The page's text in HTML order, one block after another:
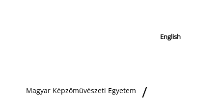
English
Magyar Képzőművészeti Egyetem